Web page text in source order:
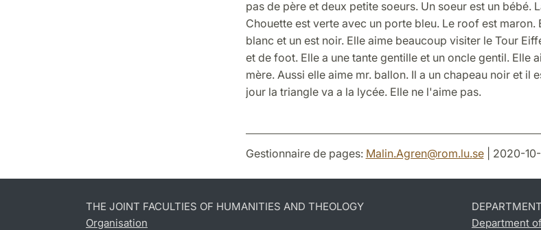
pas de père et deux petite soeurs. Un soeur est un bébé.
Chouette est verte avec un porte bleu. Le roof est maron.
blanc et un est noir. Elle aime beaucoup visiter le Tour
et de foot. Elle a une tante gentille et un oncle gentil. Elle
mère. Aussi elle aime mr. ballon. Il a un chapeau noir et il
jour la triangle va a la lycée. Elle ne l'aime pas.
Gestionnaire de pages: Malin.Agren@rom.lu.se| 2020-
THE JOINT FACULTIES OF HUMANITIES AND THEOLOGY
Organisation
Department